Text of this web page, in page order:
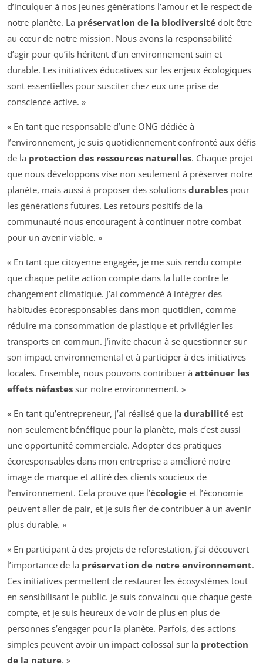
d’inculquer à nos jeunes générations l’amour et le respect de
notre planète. La préservation de la biodiversité doit être
au cœur de notre mission. Nous avons la responsabilité
d’agir pour qu’ils héritent d’un environnement sain et
durable. Les initiatives éducatives sur les enjeux écologiques
sont essentielles pour susciter chez eux une prise de
conscience active. »
« En tant que responsable d’une ONG dédiée à
l’environnement, je suis quotidiennement confronté aux défis
de la protection des ressources naturelles. Chaque projet
que nous développons vise non seulement à préserver notre
planète, mais aussi à proposer des solutions durables pour
les générations futures. Les retours positifs de la
communauté nous encouragent à continuer notre combat
pour un avenir viable. »
« En tant que citoyenne engagée, je me suis rendu compte
que chaque petite action compte dans la lutte contre le
changement climatique. J’ai commencé à intégrer des
habitudes écoresponsables dans mon quotidien, comme
réduire ma consommation de plastique et privilégier les
transports en commun. J’invite chacun à se questionner sur
son impact environnemental et à participer à des initiatives
locales. Ensemble, nous pouvons contribuer à atténuer les
effets néfastes sur notre environnement. »
« En tant qu’entrepreneur, j’ai réalisé que la durabilité est
non seulement bénéfique pour la planète, mais c’est aussi
une opportunité commerciale. Adopter des pratiques
écoresponsables dans mon entreprise a amélioré notre
image de marque et attiré des clients soucieux de
l’environnement. Cela prouve que l’écologie et l’économie
peuvent aller de pair, et je suis fier de contribuer à un avenir
plus durable. »
« En participant à des projets de reforestation, j’ai découvert
l’importance de la préservation de notre environnement.
Ces initiatives permettent de restaurer les écosystèmes tout
en sensibilisant le public. Je suis convaincu que chaque geste
compte, et je suis heureux de voir de plus en plus de
personnes s’engager pour la planète. Parfois, des actions
simples peuvent avoir un impact colossal sur la protection
de la nature. »